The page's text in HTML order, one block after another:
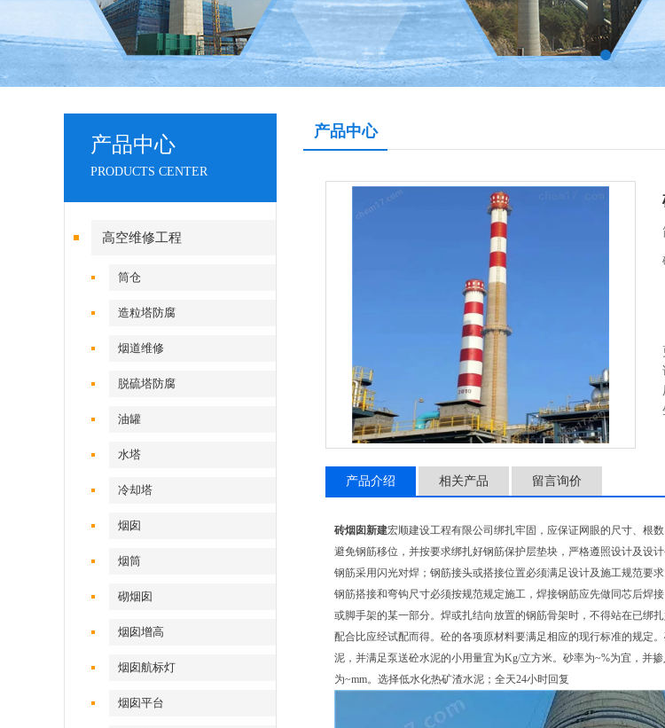
产品中心
PRODUCTS CENTER
高空维修工程
筒仓
造粒塔防腐
烟道维修
脱硫塔防腐
油罐
水塔
冷却塔
烟囱
烟筒
砌烟囱
烟囱增高
烟囱航标灯
烟囱平台
产品中心
产品介绍 相关产品 留言询价
砖烟囱新建宏顺建设工程有限公司绑扎牢固，应保证网眼的尺寸、根
避免钢筋移位，并按要求绑扎好钢筋保护层垫块，严格遵照设计及设
钢筋采用闪光对焊；钢筋接头或搭接位置必须满足设计及施工规范要求
钢筋搭接和弯钩尺寸必须按规范规定施工，焊接钢筋应先做同芯后焊
或脚手架的某一部分。焊或扎结向放置的钢筋骨架时，不得站在已绑
配合比应经试配而得。砼的各项原材料要满足相应的现行标准的规定
泥，并满足泵送砼水泥的小用量宜为Kg/立方米。砂率为~%为宜，并
为~mm。选择低水化热矿渣水泥；全天24小时回复